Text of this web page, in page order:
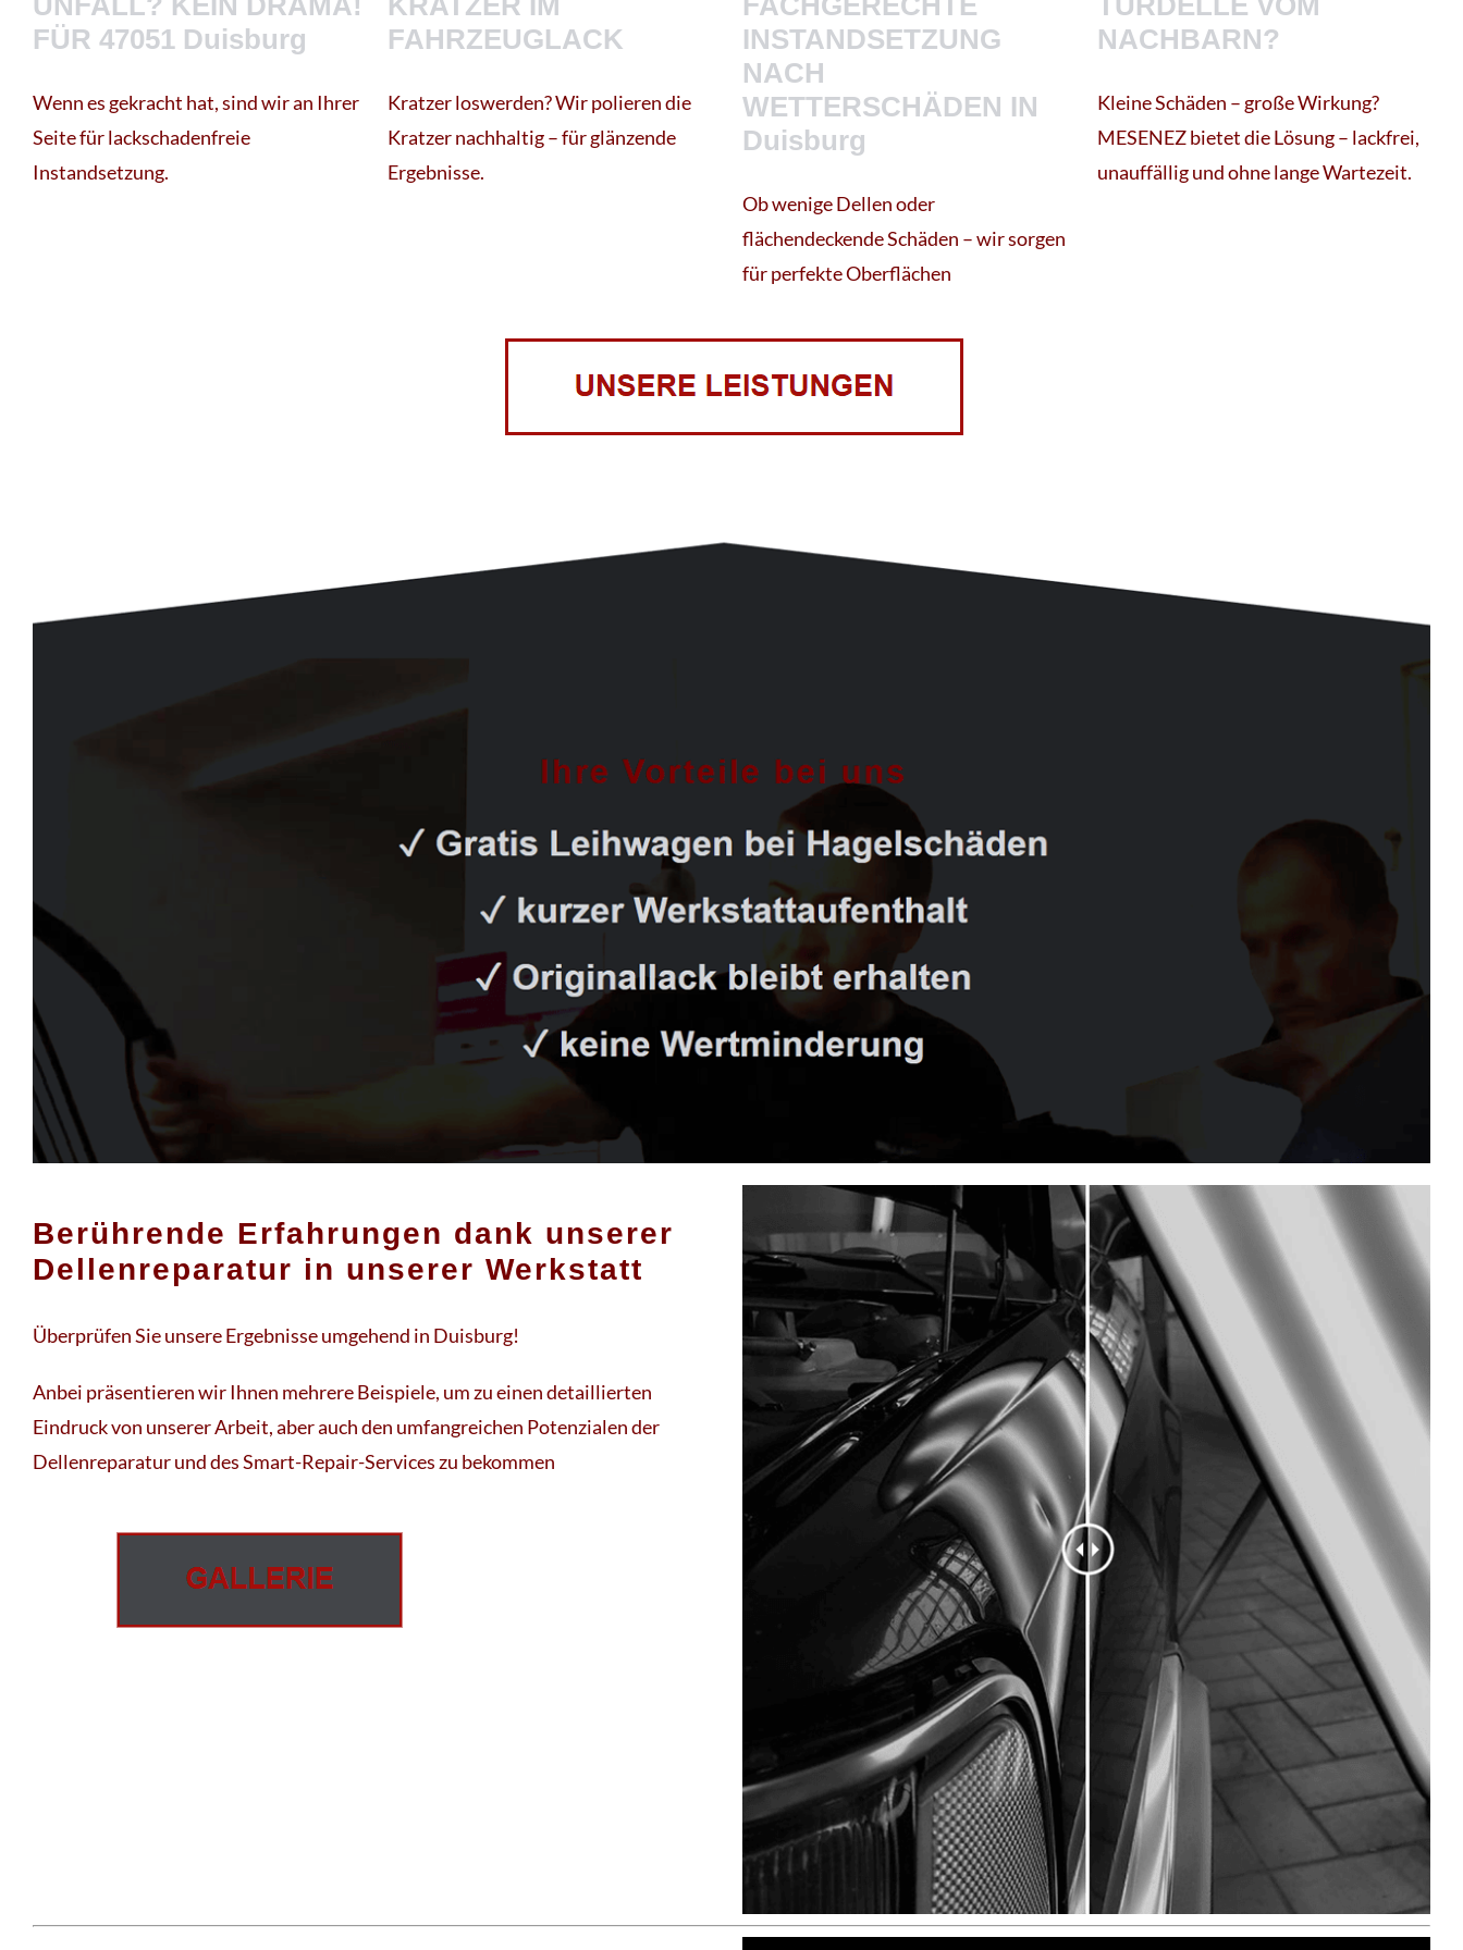
FÜR 47051 Duisburg
Wenn es gekracht hat, sind wir an Ihrer
Seite für lackschadenfreie
Instandsetzung.
FAHRZEUGLACK
Kratzer loswerden? Wir polieren die
Kratzer nachhaltig – für glänzende
Ergebnisse.
INSTANDSETZUNG
NACH
WETTERSCHÄDEN IN
Duisburg
Ob wenige Dellen oder
flächendeckende Schäden – wir sorgen
für perfekte Oberflächen
NACHBARN?
Kleine Schäden – große Wirkung?
MESENEZ bietet die Lösung – lackfrei,
unauffällig und ohne lange Wartezeit.
Berührende Erfahrungen dank unserer
Dellenreparatur in unserer Werkstatt
Überprüfen Sie unsere Ergebnisse umgehend in Duisburg!
Anbei präsentieren wir Ihnen mehrere Beispiele, um zu einen detaillierten
Eindruck von unserer Arbeit, aber auch den umfangreichen Potenzialen der
Dellenreparatur und des Smart-Repair-Services zu bekommen